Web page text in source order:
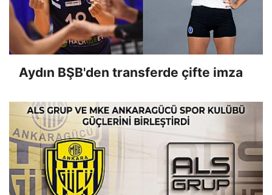
Aydın BŞB'den transferde çifte imza